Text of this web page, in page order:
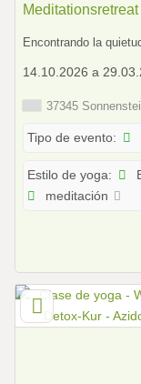
Encontrando la
14.10.2026 a
37345
Tipo de evento:
Estilo de yoga:
meditación